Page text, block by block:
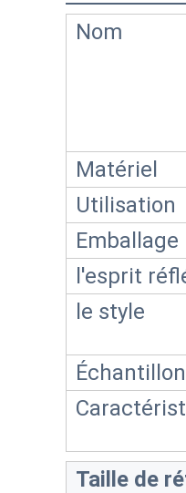
Nom
Matériel
Utilisation
Emballage
l'esprit
le style
Échantillon
Taille de